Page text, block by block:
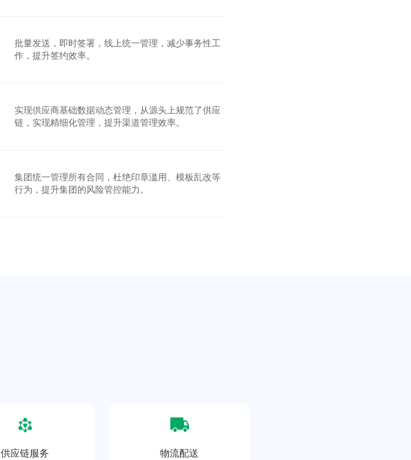
批量发送，即时签署，线上统一管理，减少事务性工
作，提升签约效率。
实现供应商基础数据动态管理，从源头上规范了供应
链，实现精细化管理，提升渠道管理效率。
集团统一管理所有合同，杜绝印章滥用、模板乱改等
行为，提升集团的风险管控能力。
供应链服务 物流配送